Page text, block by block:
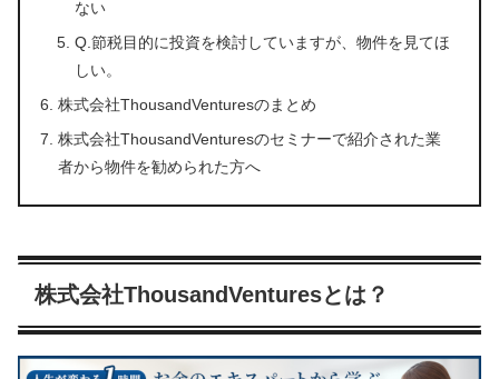
ない
Q.節税目的に投資を検討していますが、物件を見てほ
しい。
株式会社ThousandVenturesのまとめ
株式会社ThousandVenturesのセミナーで紹介された業
者から物件を勧められた方へ
株式会社ThousandVenturesとは？